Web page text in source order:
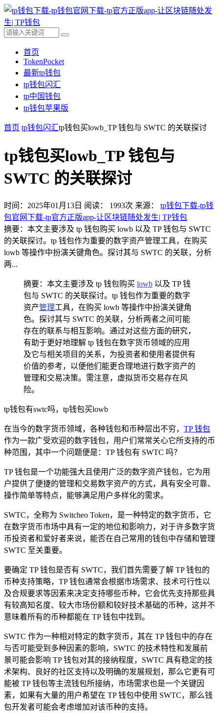
首页
TokenPocket
最新tp钱包
tp钱包闪汇
tp中国钱包
tp钱包苹果版
首页 tp钱包闪汇tp钱包买lowb_TP 钱包与 SWTC 的关联探讨
tp钱包买lowb_TP 钱包与
SWTC 的关联探讨
时间：2025年01月13日 阅读： 1993次 来源： tp钱包下载-tp钱
包官网下载-tp官方正版app-让区块链随处发生| TP钱包
摘要：本文主要涉及 tp 钱包购买 lowb 以及 TP 钱包与 SWTC
的关联探讨。tp 钱包作为重要的数字资产管理工具，在购买
lowb 等操作中扮演关键角色。探讨其与 SWTC 的关联，分析
两...
摘要：本文主要涉及 tp 钱包购买 lowb 以及 TP 钱
包与 SWTC 的关联探讨。tp 钱包作为重要的数字
资产管理工具，在购买 lowb 等操作中扮演关键角
色。探讨其与 SWTC 的关联，分析两者之间可能
存在的联系与相互影响。通过对这些方面的研究，
有助于更好地理解 tp 钱包在数字货币领域的应用
及它与相关项目的关系，为投资者和使用者提供有
价值的参考，以便他们能更合理地进行数字资产的
管理和交易决策。需注意，虚拟货币交易存在风
险。
tp钱包有swtc吗，tp钱包买lowb
在当今的数字货币领域，各种钱包和币种层出不穷， TP 钱包
作为一款广受欢迎的数字钱包，用户们常常关心它所支持的币
种范围，其中一个问题便是：TP 钱包有 SWTC 吗？
TP 钱包是一个功能强大且使用广泛的数字资产钱包，它为用
户提供了便捷的管理和交易数字资产的方式，具有安全可靠、
操作简单等特点，能够满足用户多样化的需求。
SWTC，全称为 Switcheo Token，是一种特定的数字货币，它
在数字货币市场中具有一定的地位和影响力，对于许多数字货
币投资者和爱好者来说，能否在自己常用的钱包中存储和管理
SWTC 至关重要。
要确定 TP 钱包是否有 SWTC，我们首先需要了解 TP 钱包的
币种支持策略，TP 钱包通常会根据市场需求、技术可行性以
及合规要求等因素来决定支持哪些币种，它会优先支持那些具
有较高知名度、较大市场份额和较好技术基础的币种，这并不
意味着所有的币种都能在 TP 钱包中找到。
SWTC 作为一种相对特定的数字货币，其在 TP 钱包中的存在
与否可能受到多种因素的影响，SWTC 的技术特性和发展前
景可能会影响 TP 钱包对其的接纳程度，SWTC 具有稳定的技
术架构、良好的社区支持以及明确的发展规划，那么它更有可
能被 TP 钱包等主流钱包所接纳，市场需求也是一个关键因
素，如果有大量的用户希望在 TP 钱包中使用 SWTC，那么钱
包开发者可能会考虑增加对该币种的支持。